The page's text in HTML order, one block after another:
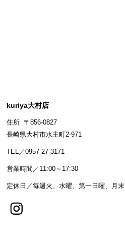
kuriya大村店
住所 〒856-0827
長崎県大村市水主町2-971
TEL／0957-27-3171
営業時間／11:00～17:30
定休日／毎週火、水曜、第一日曜、月末